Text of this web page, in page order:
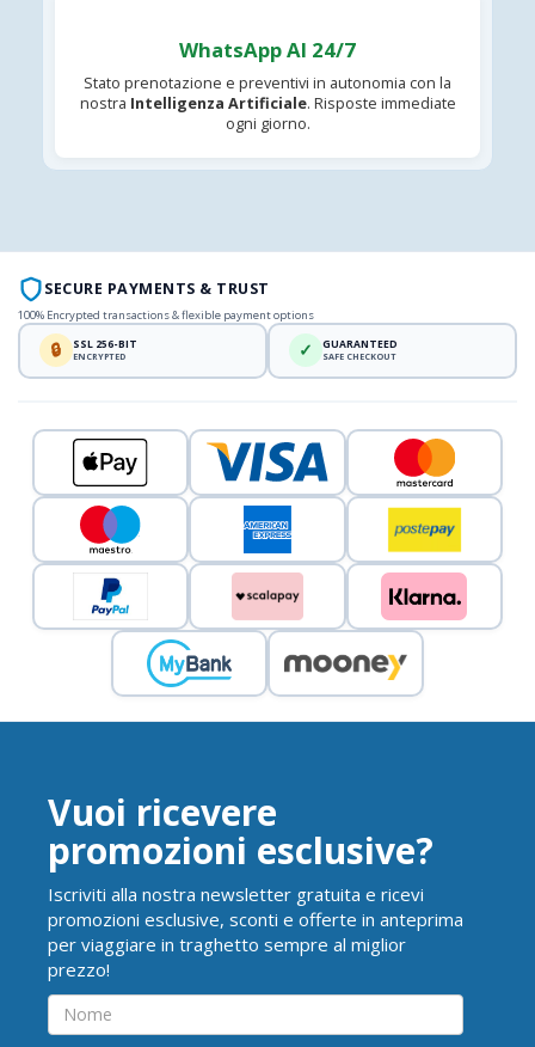
WhatsApp AI 24/7
Stato prenotazione e preventivi in autonomia con la
nostra Intelligenza Artificiale. Risposte immediate
ogni giorno.
SECURE PAYMENTS & TRUST
100% Encrypted transactions & flexible payment options
🔒 SSL 256-BIT
ENCRYPTED ✓ GUARANTEED
SAFE CHECKOUT
Vuoi ricevere
promozioni esclusive?
Iscriviti alla nostra newsletter gratuita e ricevi
promozioni esclusive, sconti e offerte in anteprima
per viaggiare in traghetto sempre al miglior
prezzo!